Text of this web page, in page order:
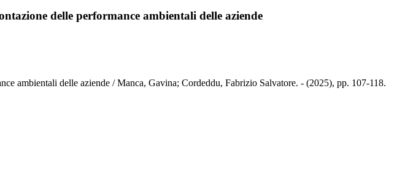
delle performance ambientali delle aziende
ambientali delle aziende / Manca, Gavina; Cordeddu, Fabrizio Salvatore. - (2025), pp. 107-118.